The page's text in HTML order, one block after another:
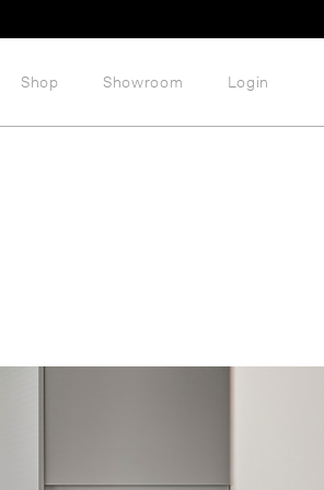
Shop Showroom Login